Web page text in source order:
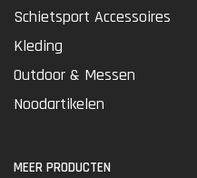
Schietsport Accessoires
Kleding
Outdoor & Messen
Noodartikelen
MEER PRODUCTEN